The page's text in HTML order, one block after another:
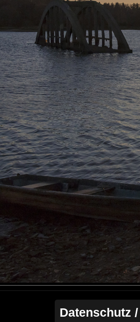
Datenschutz